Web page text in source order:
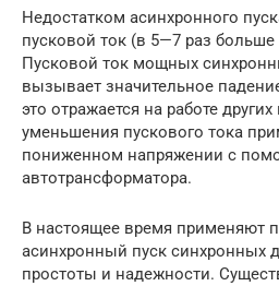
Недостатком асинхронного
пусковой ток (в 5—7 раз
Пусковой ток мощных
вызывает значительное
это отражается на работе
уменьшения пускового тока
пониженном напряжении с
автотрансформатора.
В настоящее время применяют
асинхрон­ный пуск синхронных
простоты и надежности.